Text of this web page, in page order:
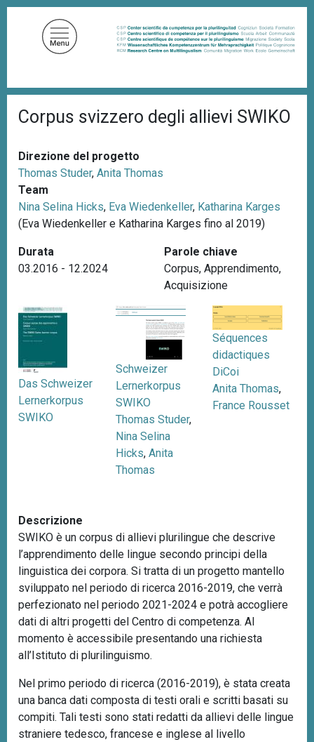
r
i
i
o
l
e
d
i
p
n
e
Corpus svizzero degli allievi SWIKO
Direzione del progetto
Thomas Studer, Anita Thomas
Team
Nina Selina Hicks, Eva Wiedenkeller, Katharina Karges
(Eva Wiedenkeller e Katharina Karges fino al 2019)
Durata
03.2016 - 12.2024
Parole chiave
Corpus, Apprendimento,
Acquisizione
Das Schweizer
Lernerkorpus
SWIKO
Schweizer
Lernerkorpus
SWIKO
Thomas Studer,
Nina Selina
Hicks, Anita
Thomas
Séquences
didactiques
DiCoi
Anita Thomas,
France Rousset
Descrizione
SWIKO è un corpus di allievi plurilingue che descrive
l’apprendimento delle lingue secondo principi della
linguistica dei corpora. Si tratta di un progetto mantello
sviluppato nel periodo di ricerca 2016-2019, che verrà
perfezionato nel periodo 2021-2024 e potrà accogliere
dati di altri progetti del Centro di competenza. Al
momento è accessibile presentando una richiesta
all’Istituto di plurilinguismo.
Nel primo periodo di ricerca (2016-2019), è stata creata
una banca dati composta di testi orali e scritti basati su
compiti. Tali testi sono stati redatti da allievi delle lingue
straniere tedesco, francese e inglese al livello